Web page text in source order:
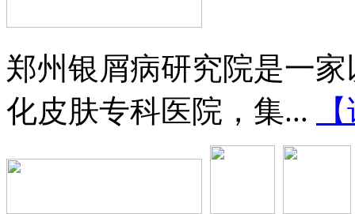
郑州银屑病研究院是一
化皮肤专科医院，集...